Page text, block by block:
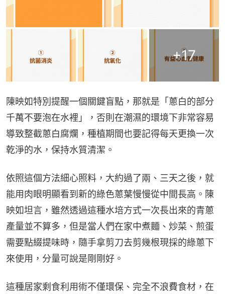
+17
陳映如特別提醒一個關鍵盲點，那就是「蔥白的部分
千萬不要泡在水裡」，否則在潮濕的環境下非常容易
導致整截蔥白腐爛，種植期間也要記得每天更換一次
乾淨的水，保持水質清潔。
依照這個方法細心照料，大約過了兩、三天之後，就
能用肉眼明顯看到新的綠色蔥葉慢慢從中間長高。陳
映如坦言，雖然透過這種水培方式一次長出來的青蔥
產量並不算多，但是當人們在家中煮麵、炒菜、煎蛋
需要點綴提味時，隨手拿剪刀去剪幾根現採的綠蔥下
來使用，分量可說是剛剛好。
這種居家剩食利用術不僅環保、完全不浪費食材，在